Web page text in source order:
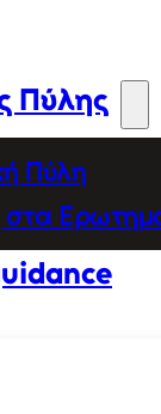
Πύλης
Πύλη